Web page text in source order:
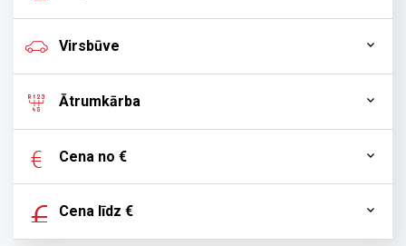
Virsbūve
Ātrumkārba
Cena no €
Cena līdz €